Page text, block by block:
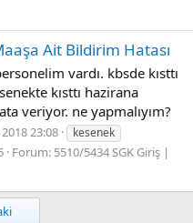
Ait Bildirim Hatası
vardı. kbsde kısttı
kısttı hazirana
veriyor. ne yapmalıyım?
23:08
kesenek
Forum: 5510/5434 SGK Giriş |